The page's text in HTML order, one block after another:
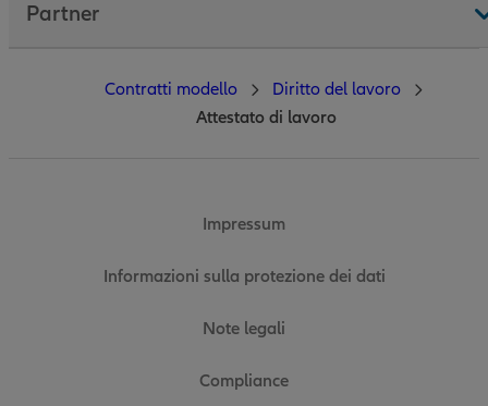
Partner
Impressum
Informazioni sulla protezione dei dati
Note legali
Compliance
Contratti modello
Diritto del lavoro
Attestato di lavoro